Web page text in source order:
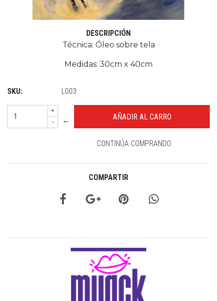
DESCRIPCIÓN
Técnica: Óleo sobre tela
Medidas: 30cm x 40cm
SKU: L003
+
-
←
CONTINÚA COMPRANDO
COMPARTIR